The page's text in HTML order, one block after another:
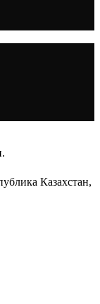
Казахстан,